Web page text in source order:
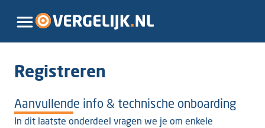
Registreren
Aanvullende info & technische onboarding
In dit laatste onderdeel vragen we je om enkele